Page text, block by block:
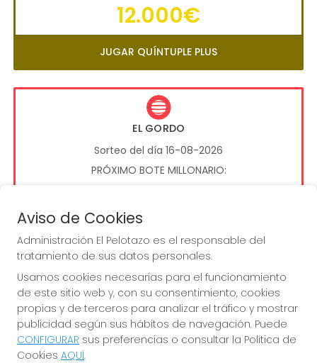
12.000€
JUGAR QUÍNTUPLE PLUS
EL GORDO
Sorteo del día 16-08-2026
PRÓXIMO BOTE MILLONARIO:
JUGAR EL GORDO
Imagen anterior
Aviso de Cookies
Administración El Pelotazo es el responsable del
tratamiento de sus datos personales.
Usamos cookies necesarias para el funcionamiento
de este sitio web y, con su consentimiento, cookies
propias y de terceros para analizar el tráfico y mostrar
publicidad según sus hábitos de navegación. Puede
CONFIGURAR sus preferencias o consultar la Política de
Cookies AQUÍ.